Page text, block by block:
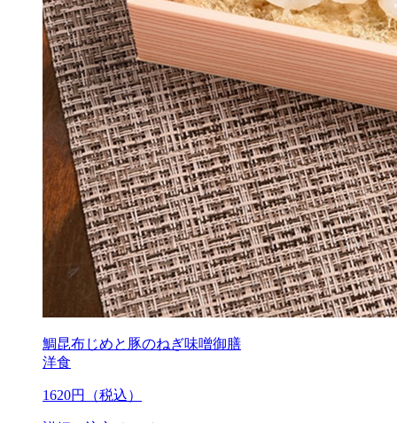
鯛昆布じめと豚のねぎ味噌御膳
洋食
1620円（税込）